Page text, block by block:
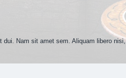
dui. Nam sit amet sem. Aliquam libero nisi,